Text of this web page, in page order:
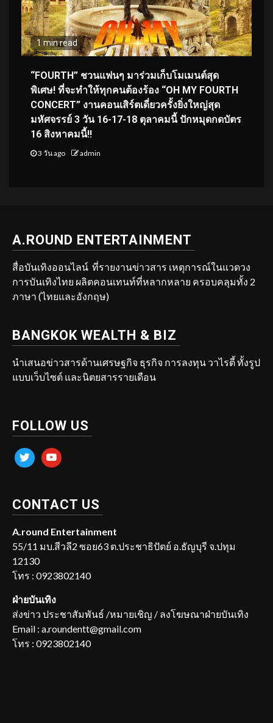
1 min read
“FOURTH” ชวนแฟนๆ มาร่วมเก็บโมเมนต์สุด
พิเศษ! ที่จะทำให้ทุกคนต้องร้อง “OH MY FOURTH
CONCERT” งานคอนเสิร์ตเดี่ยวครั้งยิ่งใหญ่สุด
มหัศจรรย์ 3 วัน 16-17-18 ตุลาคมนี้ ปักหมุดกดบัตร
16 สิงหาคมนี้!!
3 วัน ago admin
A.ROUND ENTERTAINMENT
สื่อบันเทิงออนไลน์ ที่รายงานข่าวสาร เหตุการณ์ในแวดวง
การบันเทิงไทย ผลิตคอนเทนท์ที่หลากหลาย ครอบคลุมทั้ง 2
ภาษา (ไทยและอังกฤษ)
BANGKOK WEALTH & BIZ
นำเสนอข่าวสารด้านเศรษฐกิจ ธุรกิจ การลงทุน วาไรตี้ ทั้งรูป
แบบเว็บไซต์ และนิตยสารรายเดือน
FOLLOW US
twitter youtube
CONTACT US
A.round Entertainment
55/11 มบ.สีวลี2 ซอย63 ต.ประชาธิปัตย์ อ.ธัญบุรี จ.ปทุม
12130
โทร : 0923802140
ฝ่ายบันเทิง
ส่งข่าว ประชาสัมพันธ์ /หมายเชิญ / ลงโฆษณาฝ่ายบันเทิง
Email : a.roundentt@gmail.com
โทร : 0923802140